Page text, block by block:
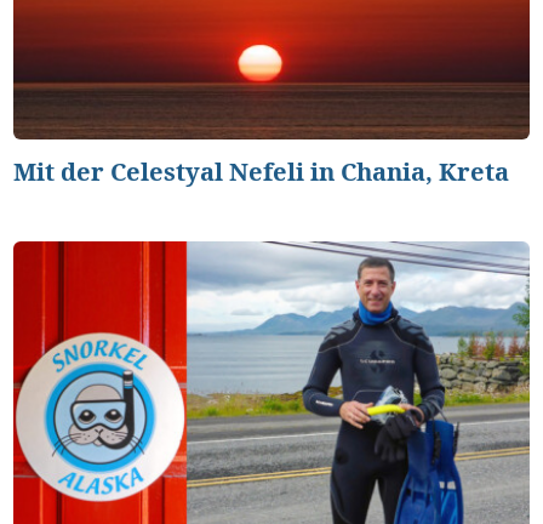
Mit der Celestyal Nefeli in Chania, Kreta